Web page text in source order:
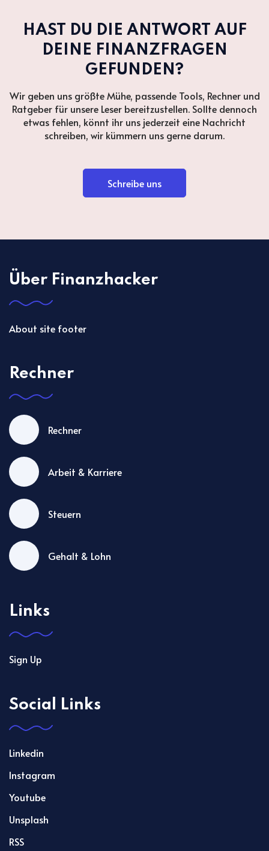
HAST DU DIE ANTWORT AUF
DEINE FINANZFRAGEN
GEFUNDEN?
Wir geben uns größte Mühe, passende Tools, Rechner und
Ratgeber für unsere Leser bereitzustellen. Sollte dennoch
etwas fehlen, könnt ihr uns jederzeit eine Nachricht
schreiben, wir kümmern uns gerne darum.
Schreibe uns
Über Finanzhacker
About site footer
Rechner
Rechner
Arbeit & Karriere
Steuern
Gehalt & Lohn
Links
Sign Up
Social Links
Linkedin
Instagram
Youtube
Unsplash
RSS